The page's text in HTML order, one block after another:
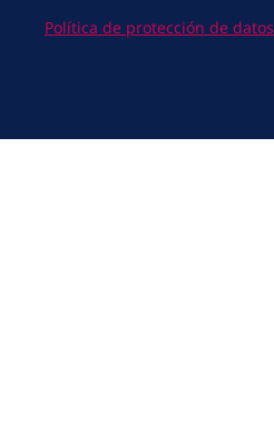
Política de protección de datos